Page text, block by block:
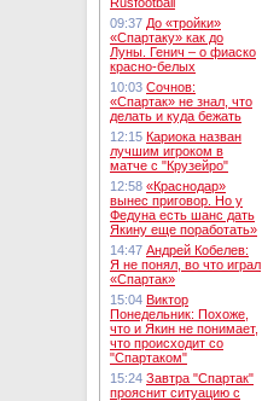
09:37 До «тройки»
«Спартаку» как до
Луны. Генич – о фиаско
красно-белых
10:03 Сочнов:
«Спартак» не знал, что
делать и куда бежать
12:15 Кариока назван
лучшим игроком в
матче с "Крузейро"
12:58 «Краснодар»
вынес приговор. Но у
Федуна есть шанс дать
Якину еще поработать»
14:47 Андрей Кобелев:
Я не понял, во что играл
«Спартак»
15:04 Виктор
Понедельник: Похоже,
что и Якин не понимает,
что происходит со
"Спартаком"
15:24 Завтра "Спартак"
прояснит ситуацию с